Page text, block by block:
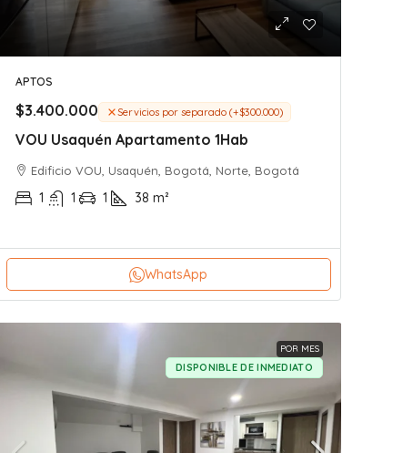
APTOS
$3.400.000 Servicios por separado (+$300.000)
VOU Usaquén Apartamento 1Hab
Edificio VOU, Usaquén, Bogotá, Norte, Bogotá
1 1 1 38 m²
WhatsApp
POR MES
DISPONIBLE DE INMEDIATO